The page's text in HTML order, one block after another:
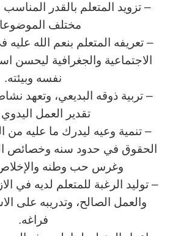
– تزويد المتعلم بالقدر
مختلف
– تعريفه المتعلم بنعم الله
الاجتماعية والجغرافية ليحسن
نفسه وبيئته.
– تربية ذوقه البديعي، وتعهد
تقدير العمل
– تنمية وعيه ليدرك ما عليه من
الحقوق في حدود سنه وخصائص
وغرس حب وطنه والإخلاص
– توليد الرغبة للمتعلم لديه في
والعمل الصالح، وتدريبه على
فراغه.